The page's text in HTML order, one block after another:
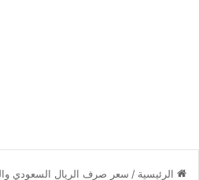
الرئيسية / سعر صرف الريال السعودي